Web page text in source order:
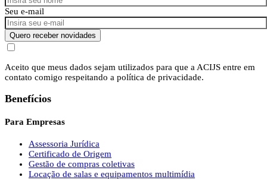
Seu e-mail
Quero receber novidades
Aceito que meus dados sejam utilizados para que a ACIJS entre em
contato comigo respeitando a política de privacidade.
Benefícios
Para Empresas
Assessoria Jurídica
Certificado de Origem
Gestão de compras coletivas
Locação de salas e equipamentos multimídia